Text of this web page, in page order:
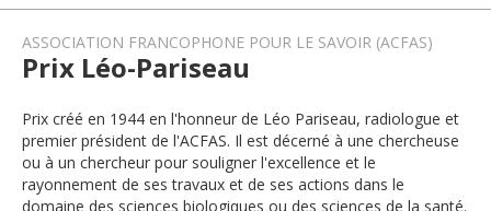
ASSOCIATION FRANCOPHONE POUR LE SAVOIR (ACFAS)
Prix Léo-Pariseau
Prix créé en 1944 en l'honneur de Léo Pariseau, radiologue et
premier président de l'ACFAS. Il est décerné à une chercheuse
ou à un chercheur pour souligner l'excellence et le
rayonnement de ses travaux et de ses actions dans le
domaine des sciences biologiques ou des sciences de la santé.